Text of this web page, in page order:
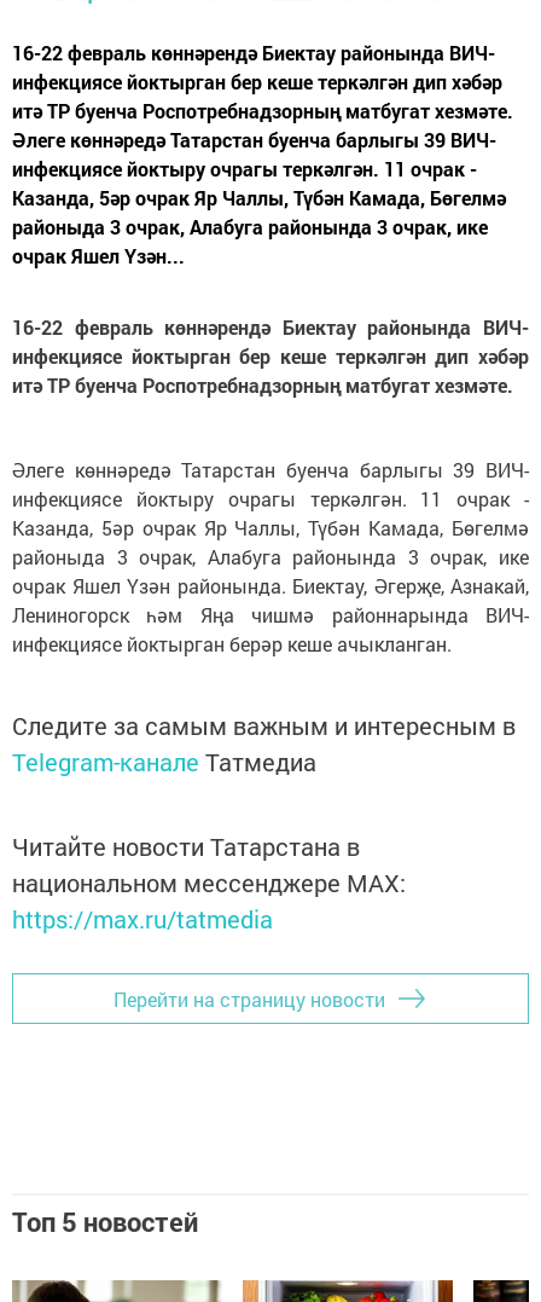
16-22 февраль көннәрендә Биектау районында ВИЧ-
инфекциясе йоктырган бер кеше теркәлгән дип хәбәр
итә ТР буенча Роспотребнадзорның матбугат хезмәте.
Әлеге көннәредә Татарстан буенча барлыгы 39 ВИЧ-
инфекциясе йоктыру очрагы теркәлгән. 11 очрак -
Казанда, 5әр очрак Яр Чаллы, Түбән Камада, Бөгелмә
районыда 3 очрак, Алабуга районында 3 очрак, ике
очрак Яшел Үзән...
16-22 февраль көннәрендә Биектау районында ВИЧ-
инфекциясе йоктырган бер кеше теркәлгән дип хәбәр
итә ТР буенча Роспотребнадзорның матбугат хезмәте.
Әлеге көннәредә Татарстан буенча барлыгы 39 ВИЧ-
инфекциясе йоктыру очрагы теркәлгән. 11 очрак -
Казанда, 5әр очрак Яр Чаллы, Түбән Камада, Бөгелмә
районыда 3 очрак, Алабуга районында 3 очрак, ике
очрак Яшел Үзән районында. Биектау, Әгерҗе, Азнакай,
Лениногорск һәм Яңа чишмә районнарында ВИЧ-
инфекциясе йоктырган берәр кеше ачыкланган.
Следите за самым важным и интересным в
Telegram-канале Татмедиа
Читайте новости Татарстана в
национальном мессенджере MАХ:
https://max.ru/tatmedia
Перейти на страницу новости
Топ 5 новостей